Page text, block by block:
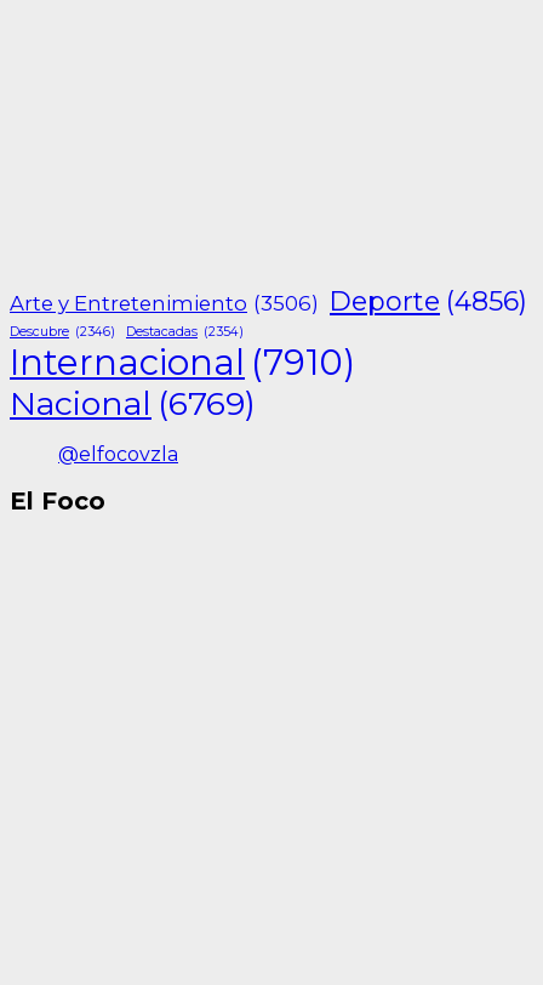
Arte y Entretenimiento (3506) Deporte (4856)
Descubre (2346) Destacadas (2354)
Internacional (7910)
Nacional (6769)
@elfocovzla
El Foco